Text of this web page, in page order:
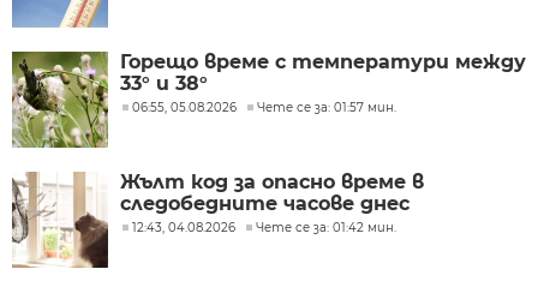
Горещо време с температури между
33° и 38°
06:55, 05.08.2026 Чете се за: 01:57 мин.
Жълт код за опасно време в
следобедните часове днес
12:43, 04.08.2026 Чете се за: 01:42 мин.